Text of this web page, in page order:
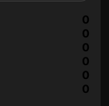
0
0
0
0
0
0